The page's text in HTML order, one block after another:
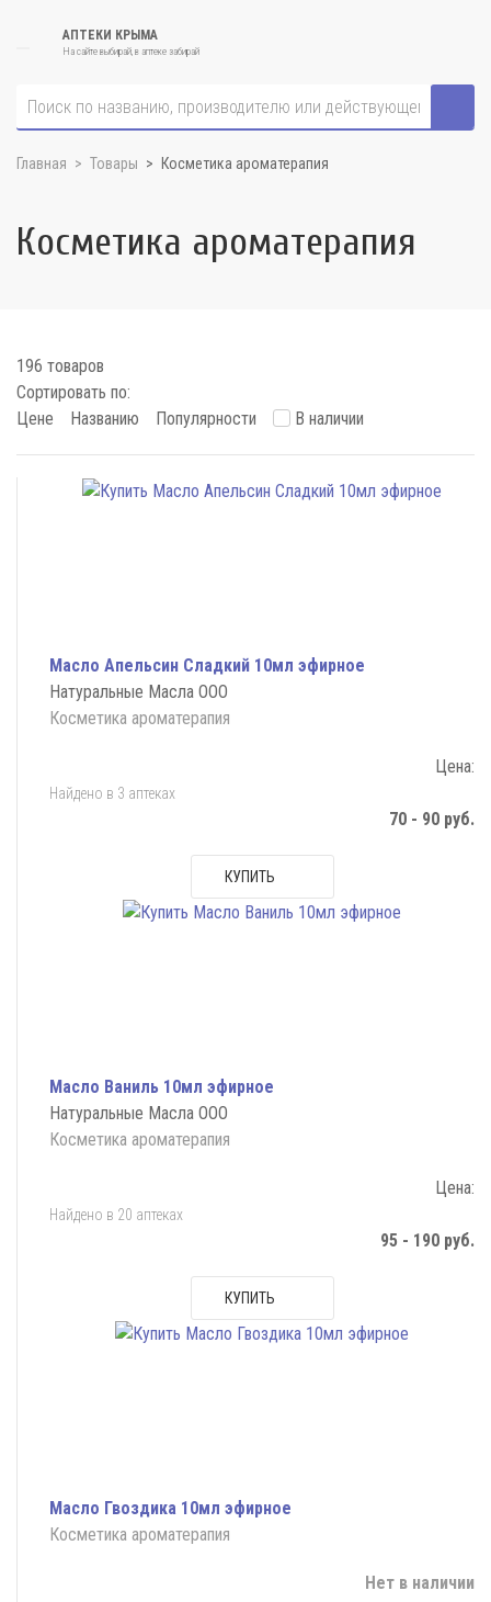
АПТЕКИ КРЫМА
На сайте выбирай, в аптеке забирай
Главная Товары Косметика ароматерапия
Косметика ароматерапия
196 товаров
Сортировать по:
Цене
Названию Популярности В наличии
Масло Апельсин Сладкий 10мл эфирное
Натуральные Масла ООО
Косметика ароматерапия
Цена:
Найдено в 3 аптеках
70 - 90 руб.
КУПИТЬ
Масло Ваниль 10мл эфирное
Натуральные Масла ООО
Косметика ароматерапия
Цена:
Найдено в 20 аптеках
95 - 190 руб.
КУПИТЬ
Масло Гвоздика 10мл эфирное
Косметика ароматерапия
Нет в наличии